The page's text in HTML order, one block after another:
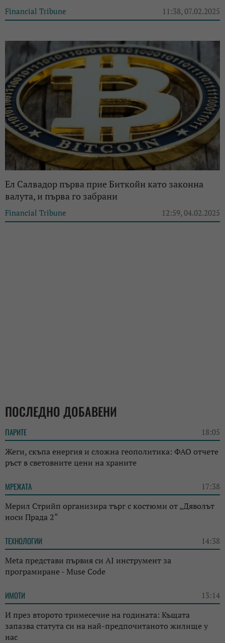
Financial Tribune 11:38, 07.02.2025
Ел Салвадор първа прие Биткойн като законна
валута, и първа го забрани
Financial Tribune 12:59, 04.02.2025
ПОСЛЕДНО ДОБАВЕНИ
ПАРИТЕ 18:05
Жеги, скъпа енергия и сложна геополитика: ФАО отчете
ръст в световните цени на храните
МРЕЖАТА 17:38
Мерил Стрийп организира търг с костюми от „Дяволът
носи Прада 2“
ТЕХНОЛОГИИ 14:38
Meta представи първия си AI инструмент за
програмиране - Muse Code
ИМОТИ 13:14
И през второто тримесечие на годината: Къщата
запазва статута си на най-предпочитаното жилище у
нас